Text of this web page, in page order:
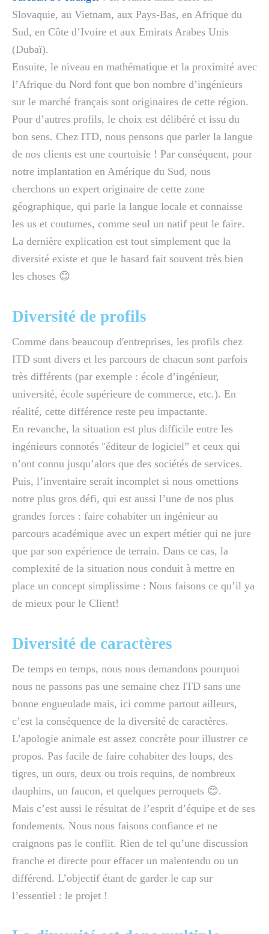
Slovaquie, au Vietnam, aux Pays-Bas, en Afrique du
Sud, en Côte d’Ivoire et aux Emirats Arabes Unis
(Dubaï).
Ensuite, le niveau en mathématique et la proximité avec
l’Afrique du Nord font que bon nombre d’ingénieurs
sur le marché français sont originaires de cette région.
Pour d’autres profils, le choix est délibéré et issu du
bon sens. Chez ITD, nous pensons que parler la langue
de nos clients est une courtoisie ! Par conséquent, pour
notre implantation en Amérique du Sud, nous
cherchons un expert originaire de cette zone
géographique, qui parle la langue locale et connaisse
les us et coutumes, comme seul un natif peut le faire.
La dernière explication est tout simplement que la
diversité existe et que le hasard fait souvent très bien
les choses 😊
Diversité de profils
Comme dans beaucoup d'entreprises, les profils chez
ITD sont divers et les parcours de chacun sont parfois
très différents (par exemple : école d’ingénieur,
université, école supérieure de commerce, etc.). En
réalité, cette différence reste peu impactante.
En revanche, la situation est plus difficile entre les
ingénieurs connotés "éditeur de logiciel” et ceux qui
n’ont connu jusqu’alors que des sociétés de services.
Puis, l’inventaire serait incomplet si nous omettions
notre plus gros défi, qui est aussi l’une de nos plus
grandes forces : faire cohabiter un ingénieur au
parcours académique avec un expert métier qui ne jure
que par son expérience de terrain. Dans ce cas, la
complexité de la situation nous conduit à mettre en
place un concept simplissime : Nous faisons ce qu’il ya
de mieux pour le Client!
Diversité de caractères
De temps en temps, nous nous demandons pourquoi
nous ne passons pas une semaine chez ITD sans une
bonne engueulade mais, ici comme partout ailleurs,
c’est la conséquence de la diversité de caractères.
L’apologie animale est assez concrète pour illustrer ce
propos. Pas facile de faire cohabiter des loups, des
tigres, un ours, deux ou trois requins, de nombreux
dauphins, un faucon, et quelques perroquets 😊.
Mais c’est aussi le résultat de l’esprit d’équipe et de ses
fondements. Nous nous faisons confiance et ne
craignons pas le conflit. Rien de tel qu’une discussion
franche et directe pour effacer un malentendu ou un
différend. L’objectif étant de garder le cap sur
l’essentiel : le projet !